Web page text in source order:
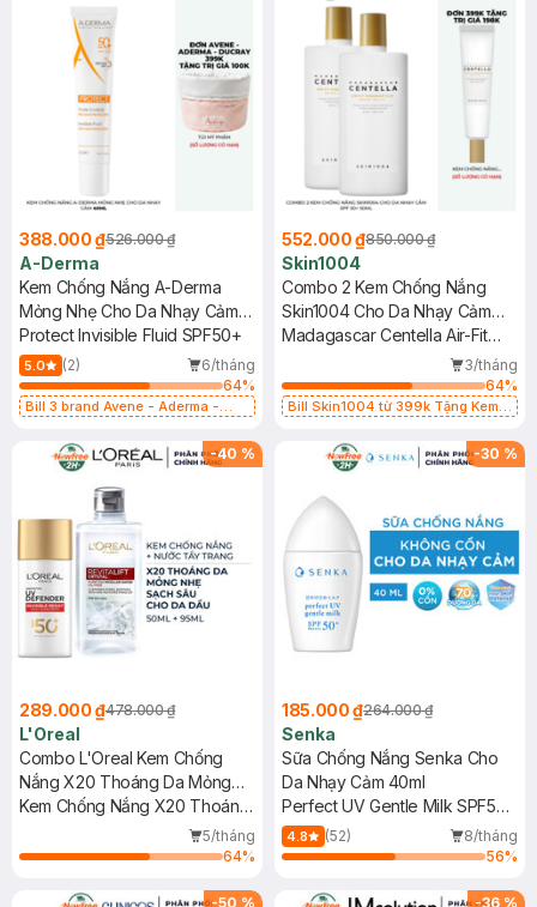
388.000 ₫526.000 ₫
A-Derma
Kem Chống Nắng A-Derma
Mỏng Nhẹ Cho Da Nhạy Cảm
40ml
Protect Invisible Fluid SPF50+
5.0 (2)
6/tháng
64%
Bill 3 brand Avene - Aderma -
phẩm trị giá 100k (SL có hạn)
552.000 ₫850.000 ₫
Skin1004
Combo 2 Kem Chống Nắng
Skin1004 Cho Da Nhạy Cảm
SPF 50+ 50ml
Madagascar Centella Air-Fit
Suncream Plus SPF50+
PA++++
3/tháng
64%
Bill Skin1004 từ 399k Tặng Kem
SPF 50+ 20ml (SL Có Hạn)
-40 %
289.000 ₫478.000 ₫
L'Oreal
Combo L'Oreal Kem Chống
Nắng X20 Thoáng Da Mỏng
Nhẹ 50ml + Nước Tẩy Trang
Sạch Sâu Cho Da Dầu 95ml
Kem Chống Nắng X20 Thoáng
5/tháng
64%
-30 %
185.000 ₫264.000 ₫
Senka
Sữa Chống Nắng Senka Cho
Da Nhạy Cảm 40ml
Perfect UV Gentle Milk SPF50+
PA++++
4.8 (52)
8/tháng
56%
-50 % -36 %